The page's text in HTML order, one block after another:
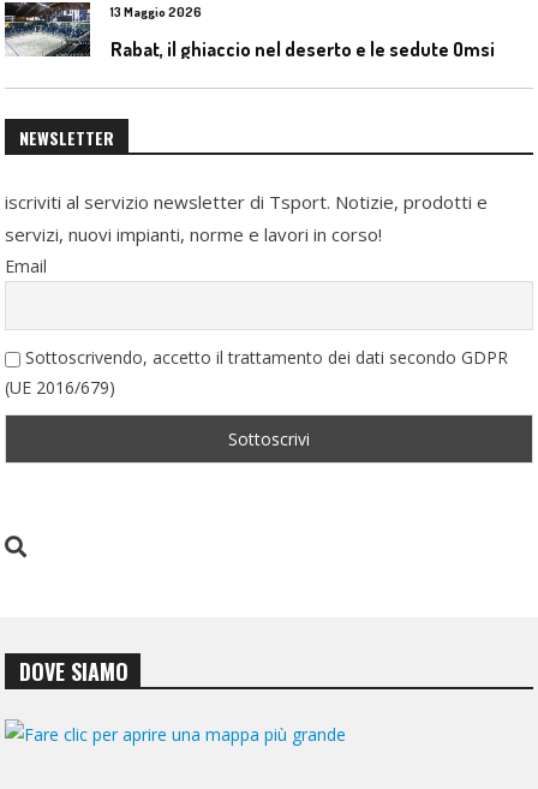
13 Maggio 2026
Rabat, il ghiaccio nel deserto e le sedute Omsi
NEWSLETTER
iscriviti al servizio newsletter di Tsport. Notizie, prodotti e
servizi, nuovi impianti, norme e lavori in corso!
Email
Sottoscrivendo, accetto il trattamento dei dati secondo GDPR
(UE 2016/679)
DOVE SIAMO